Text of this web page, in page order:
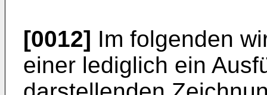
[0012] Im folgenden
einer lediglich ein